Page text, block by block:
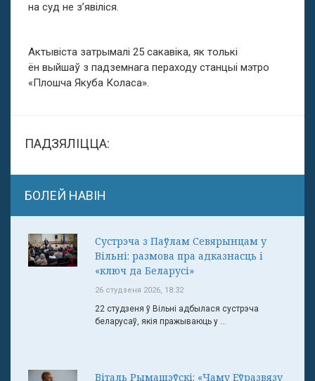
на суд не з’явіліся.
Актывіста затрымалі 25 сакавіка, як толькі
ён выйшаў з падземнага пераходу станцыі мэтро
«Плошча Якуба Коласа».
ПАДЗЯЛІЦЦА:
БОЛЕЙ НАВІН
Сустрэча з Паўлам Севярынцам у
Вільні: размова пра адказнасць і
«ключ да Беларусі»
26 студзеня 2026, 18:32
22 студзеня ў Вільні адбылася сустрэча
беларусаў, якія пражываюць у ...
Віталь Рымашэўскі: «Чаму Еўразвязу